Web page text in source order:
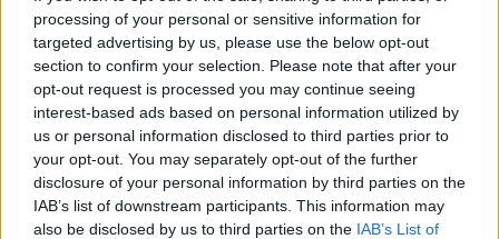
processing of your personal or sensitive information for
targeted advertising by us, please use the below opt-out
section to confirm your selection. Please note that after your
opt-out request is processed you may continue seeing
interest-based ads based on personal information utilized by
us or personal information disclosed to third parties prior to
your opt-out. You may separately opt-out of the further
disclosure of your personal information by third parties on the
IAB’s list of downstream participants. This information may
also be disclosed by us to third parties on the IAB’s List of
meglio accettate, ma nello sugaring c’è molto
sesso, a volte molto amore, stima, amicizia. O
semplicemente c’è uno stare soli insieme, anche
questo tipico di altre relazioni. O ancora
ricevere qualcosa in cambio
dall’ipersessualizzazione della società